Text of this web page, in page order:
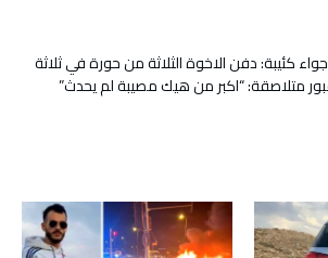
كئيبة: دفن الاخوة الثلاثة من حورة في ثلاثة
متلاصقة: “اكبر من هيك مصيبة لم يحدث”